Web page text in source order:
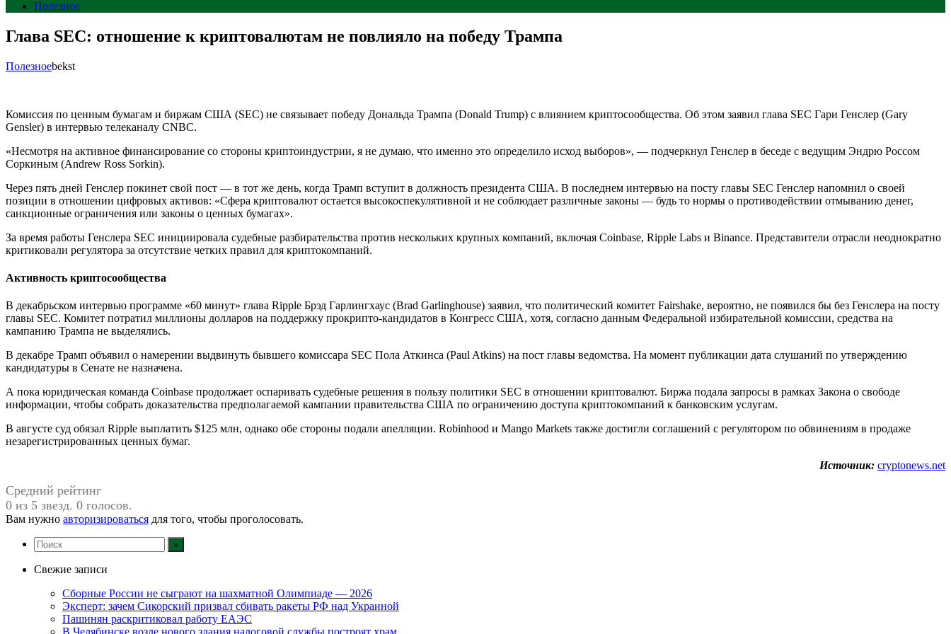
Полезное
Глава SEC: отношение к криптовалютам не повлияло на победу Трампа
Полезноеbekst
Комиссия по ценным бумагам и биржам США (SEC) не связывает победу Дональда Трампа (Donald Trump) с влиянием криптосообщества. Об этом заявил глава SEC Гари Генслер (Gary
Gensler) в интервью телеканалу CNBC.
«Несмотря на активное финансирование со стороны криптоиндустрии, я не думаю, что именно это определило исход выборов», — подчеркнул Генслер в беседе с ведущим Эндрю Россом
Соркиным (Andrew Ross Sorkin).
Через пять дней Генслер покинет свой пост — в тот же день, когда Трамп вступит в должность президента США. В последнем интервью на посту главы SEC Генслер напомнил о своей
позиции в отношении цифровых активов: «Сфера криптовалют остается высокоспекулятивной и не соблюдает различные законы — будь то нормы о противодействии отмыванию денег,
санкционные ограничения или законы о ценных бумагах».
За время работы Генслера SEC инициировала судебные разбирательства против нескольких крупных компаний, включая Coinbase, Ripple Labs и Binance. Представители отрасли неоднократно
критиковали регулятора за отсутствие четких правил для криптокомпаний.
Активность криптосообщества
В декабрьском интервью программе «60 минут» глава Ripple Брэд Гарлингхаус (Brad Garlinghouse) заявил, что политический комитет Fairshake, вероятно, не появился бы без Генслера на посту
главы SEC. Комитет потратил миллионы долларов на поддержку прокрипто-кандидатов в Конгресс США, хотя, согласно данным Федеральной избирательной комиссии, средства на
кампанию Трампа не выделялись.
В декабре Трамп объявил о намерении выдвинуть бывшего комиссара SEC Пола Аткинса (Paul Atkins) на пост главы ведомства. На момент публикации дата слушаний по утверждению
кандидатуры в Сенате не назначена.
А пока юридическая команда Coinbase продолжает оспаривать судебные решения в пользу политики SEC в отношении криптовалют. Биржа подала запросы в рамках Закона о свободе
информации, чтобы собрать доказательства предполагаемой кампании правительства США по ограничению доступа криптокомпаний к банковским услугам.
В августе суд обязал Ripple выплатить $125 млн, однако обе стороны подали апелляции. Robinhood и Mango Markets также достигли соглашений с регулятором по обвинениям в продаже
незарегистрированных ценных бумаг.
Источник: cryptonews.net
Средний рейтинг
0 из 5 звезд. 0 голосов.
Вам нужно авторизироваться для того, чтобы проголосовать.
Свежие записи
Сборные России не сыграют на шахматной Олимпиаде — 2026
Эксперт: зачем Сикорский призвал сбивать ракеты РФ над Украиной
Пашинян раскритиковал работу ЕАЭС